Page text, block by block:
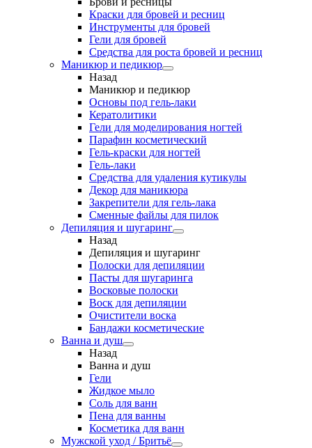
Краски для бровей и ресниц
Инструменты для бровей
Гели для бровей
Средства для роста бровей и ресниц
Маникюр и педикюр
Назад
Маникюр и педикюр
Основы под гель-лаки
Кератолитики
Гели для моделирования ногтей
Парафин косметический
Гель-краски для ногтей
Гель-лаки
Средства для удаления кутикулы
Декор для маникюра
Закрепители для гель-лака
Сменные файлы для пилок
Депиляция и шугаринг
Назад
Депиляция и шугаринг
Полоски для депиляции
Пасты для шугаринга
Восковые полоски
Воск для депиляции
Очистители воска
Бандажи косметические
Ванна и душ
Назад
Ванна и душ
Гели
Жидкое мыло
Соль для ванн
Пена для ванны
Косметика для ванн
Мужской уход / Бритьё